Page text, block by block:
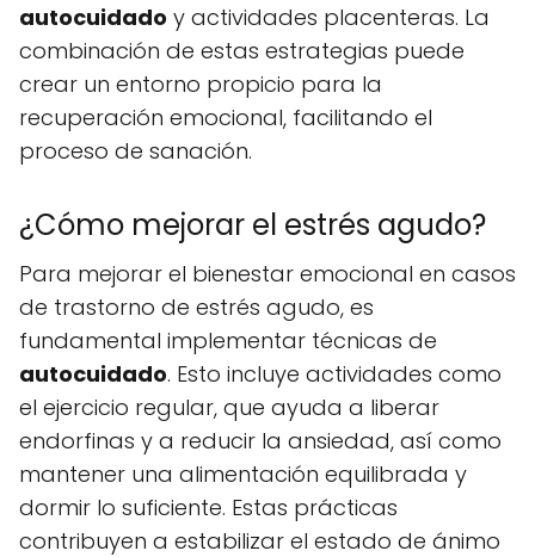
autocuidado y actividades placenteras. La
combinación de estas estrategias puede
crear un entorno propicio para la
recuperación emocional, facilitando el
proceso de sanación.
¿Cómo mejorar el estrés agudo?
Para mejorar el bienestar emocional en casos
de trastorno de estrés agudo, es
fundamental implementar técnicas de
autocuidado. Esto incluye actividades como
el ejercicio regular, que ayuda a liberar
endorfinas y a reducir la ansiedad, así como
mantener una alimentación equilibrada y
dormir lo suficiente. Estas prácticas
contribuyen a estabilizar el estado de ánimo